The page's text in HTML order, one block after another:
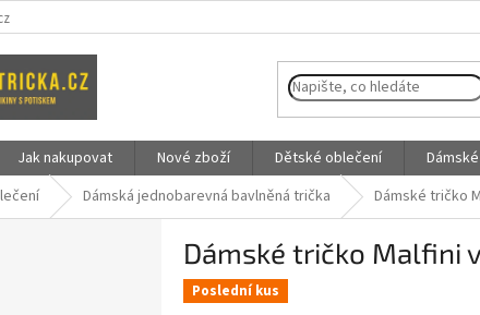
Jak nakupovat Nové zboží Dětské oblečení
Dámská jednobarevná bavlněná trička Dámské tričko
Dámské tričko Malfini
Poslední kus